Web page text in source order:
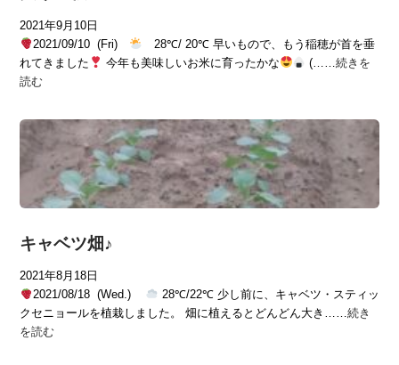
2021年9月10日
2021/09/10 (Fri)
28℃/ 20℃ 早いもので、もう稲穂が首を垂
れてきました
今年も美味しいお米に育ったかな (……続きを
読む
キャベツ畑♪
2021年8月18日
2021/08/18 (Wed.)
28℃/22℃ 少し前に、キャベツ・スティッ
クセニョールを植栽しました。 畑に植えるとどんどん大き……続き
を読む